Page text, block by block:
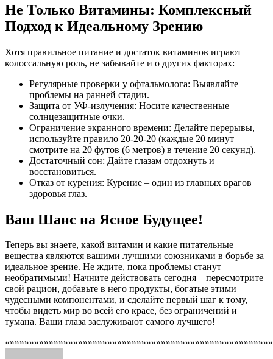
Не Только Витамины: Комплексный
Подход к Идеальному Зрению
Хотя правильное питание и достаток витаминов играют
колоссальную роль, не забывайте и о других факторах:
Регулярные проверки у офтальмолога: Выявляйте
проблемы на ранней стадии.
Защита от УФ-излучения: Носите качественные
солнцезащитные очки.
Ограничение экранного времени: Делайте перерывы,
используйте правило 20-20-20 (каждые 20 минут
смотрите на 20 футов (6 метров) в течение 20 секунд).
Достаточный сон: Дайте глазам отдохнуть и
восстановиться.
Отказ от курения: Курение – один из главных врагов
здоровья глаз.
Ваш Шанс на Ясное Будущее!
Теперь вы знаете, какой витамин и какие питательные
вещества являются вашими лучшими союзниками в борьбе за
идеальное зрение. Не ждите, пока проблемы станут
необратимыми! Начните действовать сегодня – пересмотрите
свой рацион, добавьте в него продукты, богатые этими
чудесными компонентами, и сделайте первый шаг к тому,
чтобы видеть мир во всей его красе, без ограничений и
тумана. Ваши глаза заслуживают самого лучшего!